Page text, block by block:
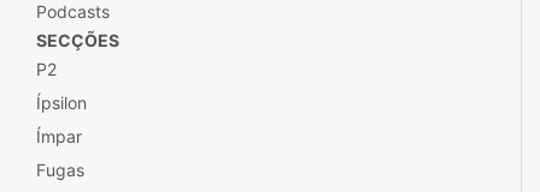
Podcasts
SECÇÕES
P2
Ípsilon
Ímpar
Fugas